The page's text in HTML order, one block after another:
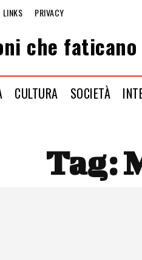
LINKS PRIVACY
che
CULTURA SOCIETÀ
Tag: